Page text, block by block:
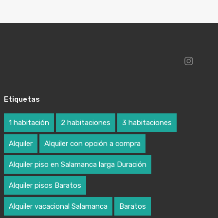
Etiquetas
1 habitación 2 habitaciones 3 habitaciones
Alquiler Alquiler con opción a compra
Alquiler piso en Salamanca larga Duración
Alquiler pisos Baratos
Alquiler vacacional Salamanca Baratos